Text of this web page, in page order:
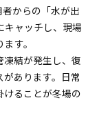
からの「水が出
キャッチし、現場
す。
結が発生し、復
あります。日常
ることが冬場の